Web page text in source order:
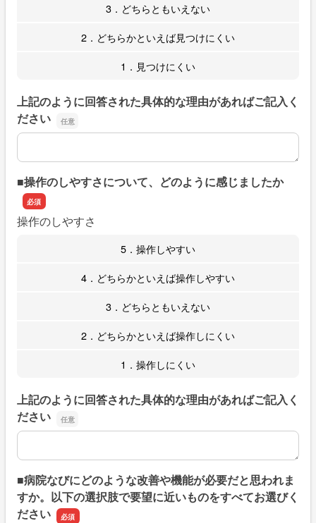
3．どちらともいえない
2．どちらかといえば見つけにくい
1．見つけにくい
上記のように回答された具体的な理由があればご記入く
ださい
上記のように回答された具体的な理由があればご記入くだ
■操作のしやすさについて、どのように感じましたか
操作のしやすさ
5．操作しやすい
4．どちらかといえば操作しやすい
3．どちらともいえない
2．どちらかといえば操作しにくい
1．操作しにくい
上記のように回答された具体的な理由があればご記入く
ださい
上記のように回答された具体的な理由があればご記入くだ
■病院なびにどのような改善や機能が必要だと思われま
すか。以下の選択肢で要望に近いものをすべてお選びく
ださい